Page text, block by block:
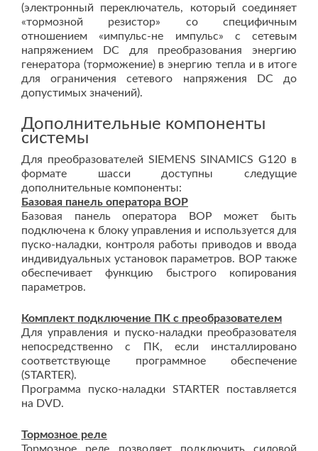
(электронный переключатель, который соединяет
«тормозной резистор» со специфичным
отношением «импульс-не импульс» с сетевым
напряжением DC для преобразования энергию
генератора (торможение) в энергию тепла и в итоге
для ограничения сетевого напряжения DC до
допустимых значений).
Дополнительные компоненты
системы
Для преобразователей SIEMENS SINAMICS G120 в
формате шасси доступны следущие
дополнительные компоненты:
Базовая панель оператора BOP
Базовая панель оператора BOP может быть
подключена к блоку управления и используется для
пуско-наладки, контроля работы приводов и ввода
индивидуальных установок параметров. BOP также
обеспечивает функцию быстрого копирования
параметров.
Комплект подключение ПК с преобразователем
Для управления и пуско-наладки преобразователя
непосредственно с ПК, если инсталлировано
соответствующе программное обеспечение
(STARTER).
Программа пуско-наладки STARTER поставляется
на DVD.
Тормозное реле